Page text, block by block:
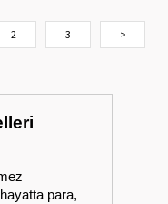
2 3 >
para,